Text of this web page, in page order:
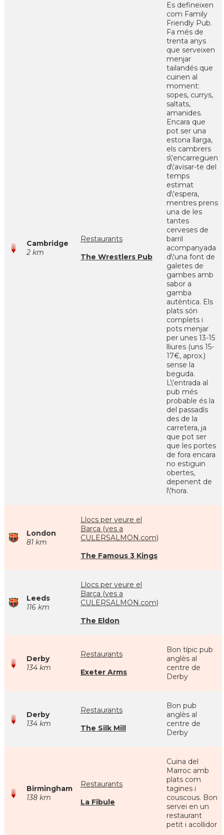
Cambridge
2 km
Restaurants
The Wrestlers Pub
Es defineixen
com Family
Friendly Pub.
Fa més de
trenta anys
que serveixen
menjar
tailandés que
cuinen al
moment:
sopes, currys,
saltats,
amanides.
Encara que
pot ser una
estona llarga,
els cambrers
s\'encarreguen
d\'avisar-te del
temps
estimat
d\'espera,
mentres prens
una de les
tantes
cerveses de
barril
acompanyada
d\'una font de
galetes de
gambes amb
sabor a
gamba
autèntica. Els
plats són
complets i
pots menjar
per unes 13-15
lliures (uns 15-
17€, aprox.)
sense la
beguda.
L\'entrada al
pub més
probable és la
del passadís
des de la
carretera, ja
que pot ser
que les portes
de fora encara
no estiguin
obertes,
depenent de
l\'hora.
London
81 km
Llocs per veure el
Barça (ves a
CULERSALMON.com)
The Famous 3 Kings
Leeds
116 km
Llocs per veure el
Barça (ves a
CULERSALMON.com)
The Eldon
Derby
134 km
Restaurants
Exeter Arms
Bon típic pub
anglès al
centre de
Derby
Derby
134 km
Restaurants
The Silk Mill
Bon pub
anglès al
centre de
Derby
Birmingham
138 km
Restaurants
La Fibule
Cuina del
Marroc amb
plats com
tagines i
couscous. Bon
servei en un
restaurant
petit i acollidor